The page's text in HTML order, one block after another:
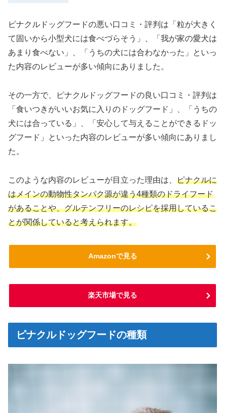
ピナクルドッグフードの悪い口コミ・評判は「粒が大きく
て固いから小型犬には食べづらそう」、「我が家の愛犬は
あまり食べない」、「うちの犬には合わなかった」といっ
た内容のレビューが多い傾向にありました。
その一方で、ピナクルドッグフードの良い口コミ・評判は
「食いつきがいいお気に入りのドッグフード」、「うちの
犬には合っている」、「安心して与えることができるドッ
グフード」といった内容のレビューが多い傾向にありまし
た。
このような内容のレビューが目立った理由は、 ピナクルに
はメインの動物性タンパク源が違う4種類のドライフード
があることや、グルテンフリーのレシピを採用しているこ
とが関係していると考えられます。
Amazonで見る
楽天市場で見る
ピナクルドッグフードの種類